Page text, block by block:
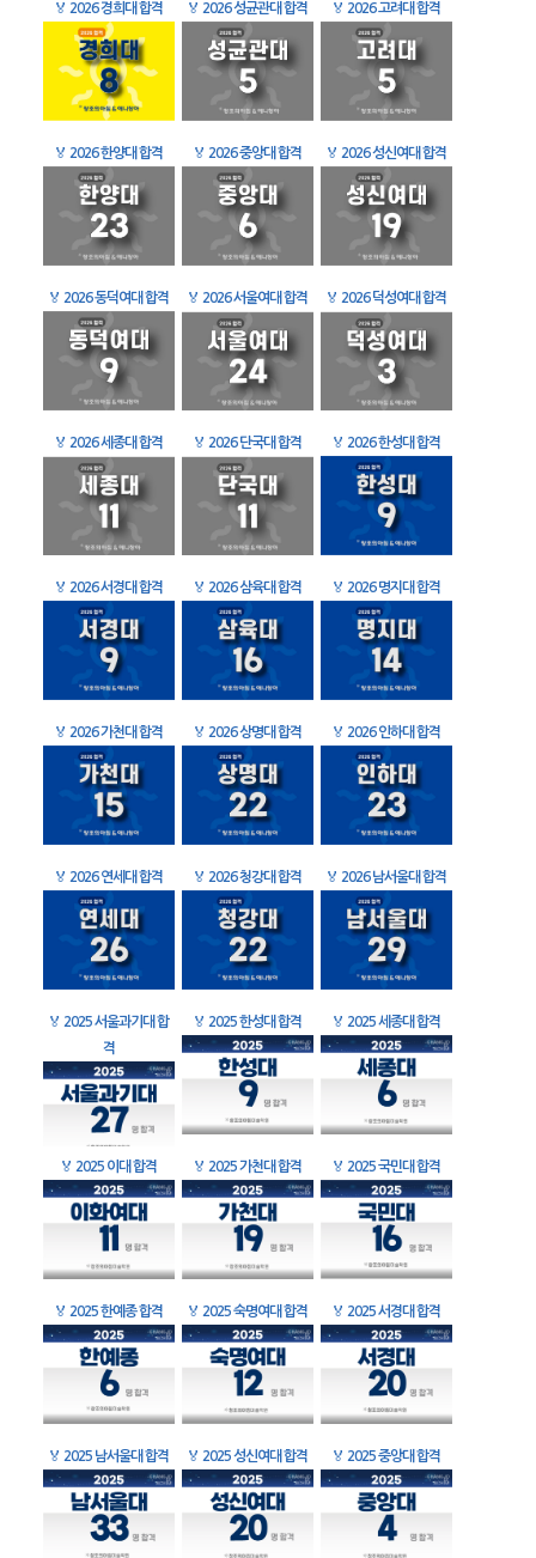
🏅 2026 경희대 합격 🏅 2026 성균관대 합격 🏅 2026 고려대 합격
🏅 2026 한양대 합격 🏅 2026 중앙대 합격 🏅 2026 성신여대 합격
🏅 2026 동덕여대 합격 🏅 2026 서울여대 합격 🏅 2026 덕성여대 합격
🏅 2026 세종대 합격 🏅 2026 단국대 합격 🏅 2026 한성대 합격
🏅 2026 서경대 합격 🏅 2026 삼육대 합격 🏅 2026 명지대 합격
🏅 2026 가천대 합격 🏅 2026 상명대 합격 🏅 2026 인하대 합격
🏅 2026 연세대 합격 🏅 2026 청강대 합격 🏅 2026 남서울대 합격
🏅 2025 서울과기대 합
격
🏅 2025 한성대 합격 🏅 2025 세종대 합격
🏅 2025 이대 합격 🏅 2025 가천대 합격 🏅 2025 국민대 합격
🏅 2025 한예종 합격 🏅 2025 숙명여대 합격 🏅 2025 서경대 합격
🏅 2025 남서울대 합격 🏅 2025 성신여대 합격 🏅 2025 중앙대 합격